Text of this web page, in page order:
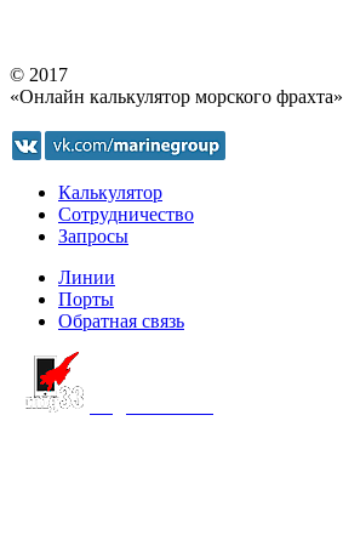
© 2017
«Онлайн калькулятор морского фрахта»
Калькулятор
Сотрудничество
Запросы
Линии
Порты
Обратная связь